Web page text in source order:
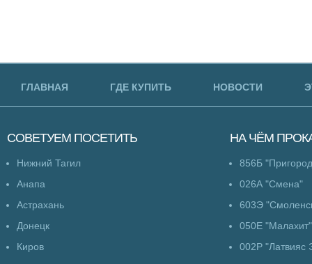
ГЛАВНАЯ ГДЕ КУПИТЬ НОВОСТИ
СОВЕТУЕМ ПОСЕТИТЬ
Нижний Тагил
Анапа
Астрахань
Донецк
Киров
НА ЧЁМ
856Б
026А "Смена"
603Э
050Е "Малахит"
002Р "Латвияс